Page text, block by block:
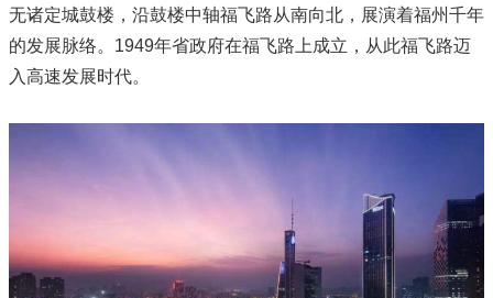
无诸定城鼓楼，沿鼓楼中轴福飞路从南向北，展演着福州千年
的发展脉络。1949年省政府在福飞路上成立，从此福飞路迈
入高速发展时代。